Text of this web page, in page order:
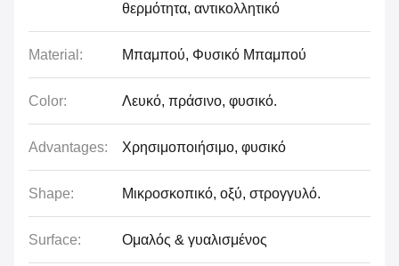
θερμότητα, αντικολλητικό
Material: Μπαμπού, Φυσικό Μπαμπού
Color: Λευκό, πράσινο, φυσικό.
Advantages: Χρησιμοποιήσιμο, φυσικό
Shape: Μικροσκοπικό, οξύ, στρογγυλό.
Surface: Ομαλός & γυαλισμένος